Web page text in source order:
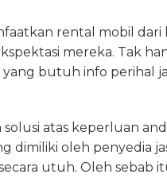
rental mobil dari
mereka. Tak
butuh info perihal
atas keperluan
dimiliki oleh penyedia
utuh. Oleh sebab